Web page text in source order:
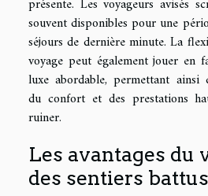
présente. Les voyageurs avisés
souvent disponibles pour une
séjours de dernière minute. La
voyage peut également jouer en
luxe abordable, permettant
du confort et des prestations
ruiner.
Les avantages du
des sentiers battus